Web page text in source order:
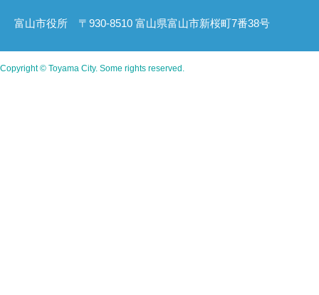
富山市役所 〒930-8510 富山県富山市新桜町7番38号
Copyright © Toyama City. Some rights reserved.